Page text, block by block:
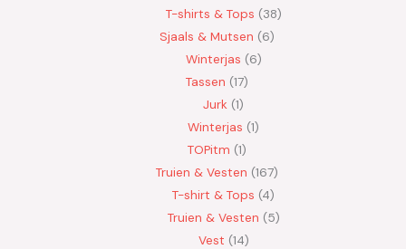
T-shirts & Tops 38
Sjaals & Mutsen 6
Winterjas 6
Tassen 17
Jurk 1
Winterjas 1
TOPitm 1
Truien & Vesten 167
T-shirt & Tops 4
Truien & Vesten 5
Vest 14